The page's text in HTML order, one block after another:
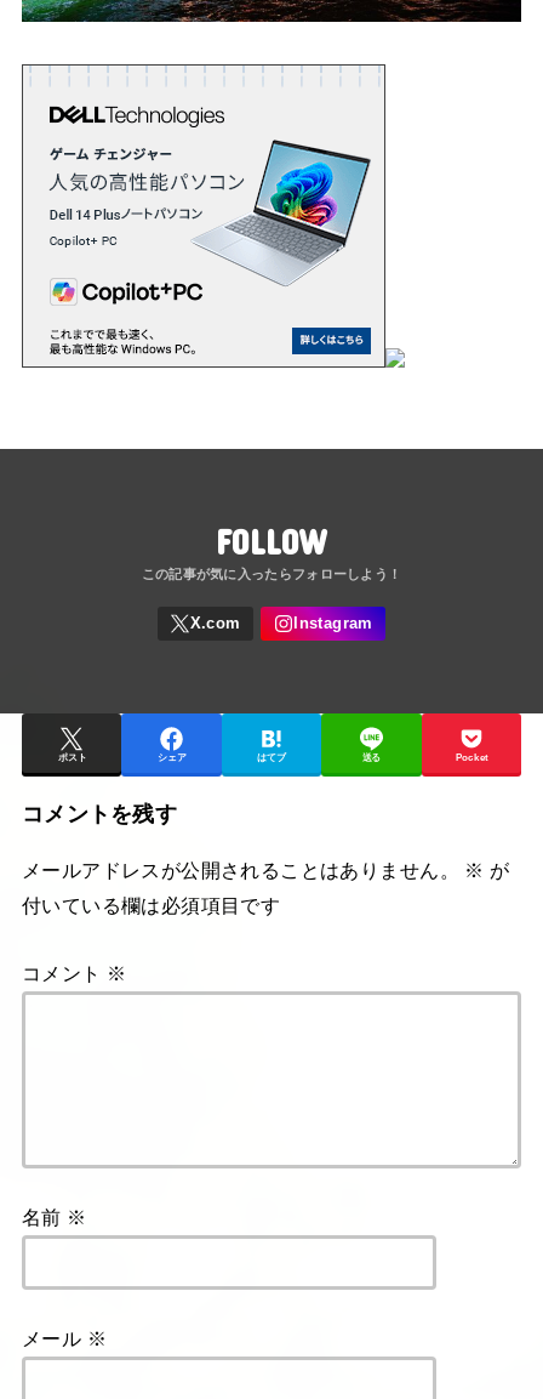
FOLLOW
ポスト シェア はてブ 送る Pocket
コメントを残す
メールアドレスが公開されることはありません。 ※ が
付いている欄は必須項目です
コメント ※
名前 ※
メール ※